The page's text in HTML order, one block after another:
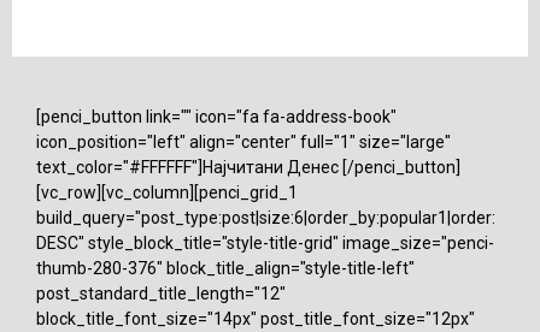
[penci_button link="" icon="fa fa-address-book"
icon_position="left" align="center" full="1" size="large"
text_color="#FFFFFF"]Најчитани Денес [/penci_button]
[vc_row][vc_column][penci_grid_1
build_query="post_type:post|size:6|order_by:popular1|order:
DESC" style_block_title="style-title-grid" image_size="penci-
thumb-280-376" block_title_align="style-title-left"
post_standard_title_length="12"
block_title_font_size="14px" post_title_font_size="12px"